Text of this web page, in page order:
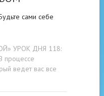
cами cебе
УРОК ДНЯ 118:
процессе
ведет вас все